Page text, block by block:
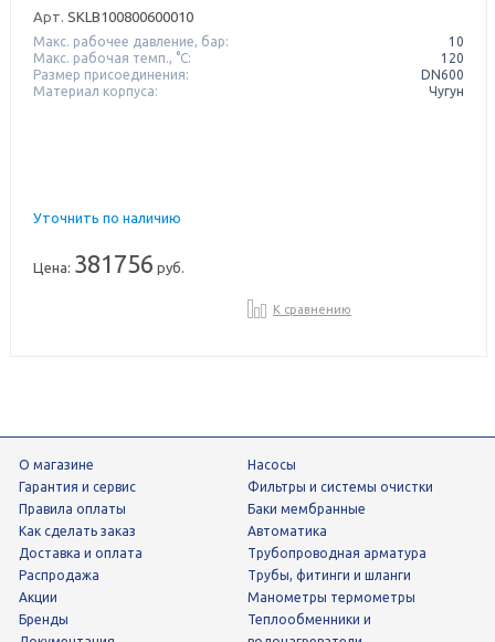
Арт. SKLB100800600010
Макс. рабочее давление, бар:
10
Макс. рабочая темп., °С:
120
Размер присоединения:
DN600
Материал корпуса:
Чугун
Уточнить по наличию
Цена: 381756 руб.
К сравнению
О магазине
Гарантия и сервис
Правила оплаты
Как сделать заказ
Доставка и оплата
Распродажа
Акции
Бренды
Насосы
фильтры и системы очистки
Баки мембранные
Автоматика
трубопроводная арматура
трубы, фитинги и шланги
манометры термометры
теплообменники и